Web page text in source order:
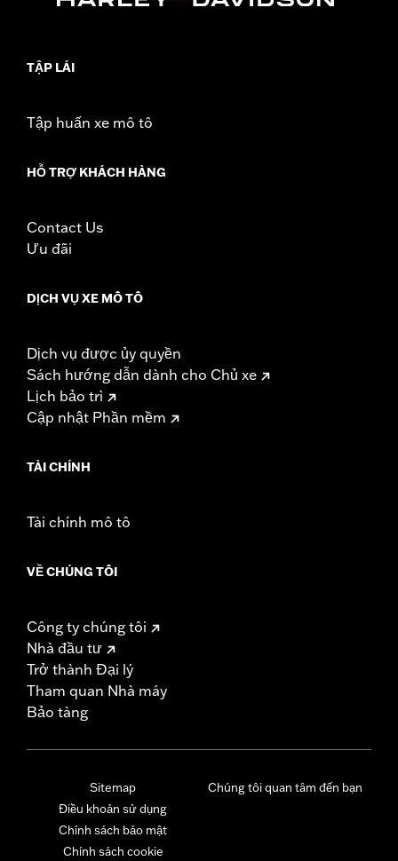
TẬP LÁI
Tập huấn xe mô tô
HỖ TRỢ KHÁCH HÀNG
Contact Us
Ưu đãi
DỊCH VỤ XE MÔ TÔ
Dịch vụ được ủy quyền
Sách hướng dẫn dành cho Chủ xe
Lịch bảo trì
Cập nhật Phần mềm
TÀI CHÍNH
Tài chính mô tô
VỀ CHÚNG TÔI
Công ty chúng tôi
Nhà đầu tư
Trở thành Đại lý
Tham quan Nhà máy
Bảo tàng
Sitemap
Điều khoản sử dụng
Chính sách bảo mật
Chính sách cookie
Chúng tôi quan tâm đến bạn